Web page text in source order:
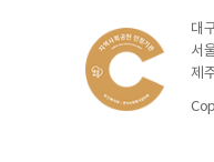
대
서
제